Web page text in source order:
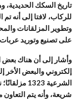
وتطوير المزلقانات
على تصنيع وتوريد
وأشار إلى أن هناك بعض
إلكتروني والبعض الأخر
الشرعية
شريعة، وأنه يتم